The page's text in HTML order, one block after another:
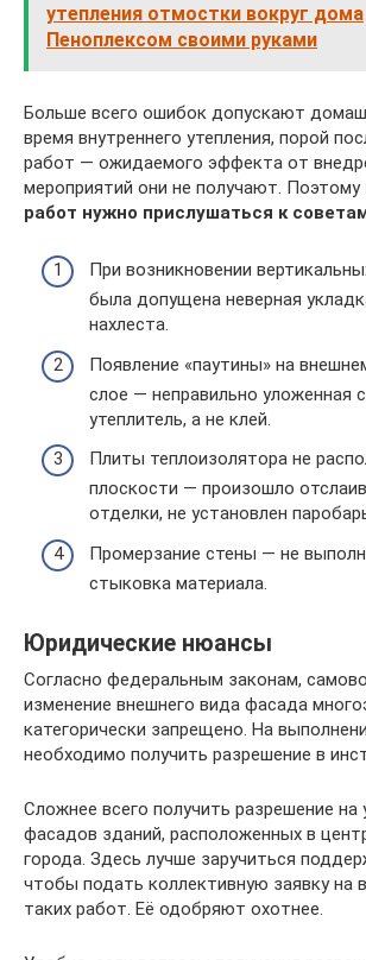
утепления отмостки вокруг дома
Пеноплексом своими руками
Больше всего ошибок допускают
время внутреннего утепления, порой
работ — ожидаемого эффекта от
мероприятий они не получают. Поэтому
работ нужно прислушаться к
При возникновении
была допущена неверная
нахлеста.
Появление «паутины» на
слое — неправильно уложенная
утеплитель, а не клей.
Плиты теплоизолятора не
плоскости — произошло
отделки, не установлен
Промерзание стены — не
стыковка материала.
Юридические нюансы
Согласно федеральным законам,
изменение внешнего вида фасада
категорически запрещено. На
необходимо получить разрешение в
Сложнее всего получить разрешение на
фасадов зданий, расположенных в
города. Здесь лучше заручиться
чтобы подать коллективную заявку на
таких работ. Её одобряют охотнее.